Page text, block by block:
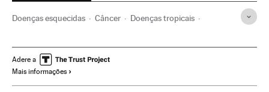
Doenças esquecidas Câncer Doenças tropicais
Adere a
Mais informações